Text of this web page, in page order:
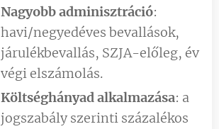
Nagyobb adminisztráció:
havi/negyedéves bevallások,
járulékbevallás, SZJA-előleg, év
végi elszámolás.
Költséghányad alkalmazása: a
jogszabály szerinti százalékos